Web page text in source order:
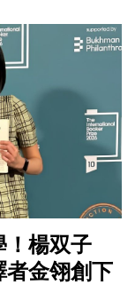
！楊双子
者金翎創下